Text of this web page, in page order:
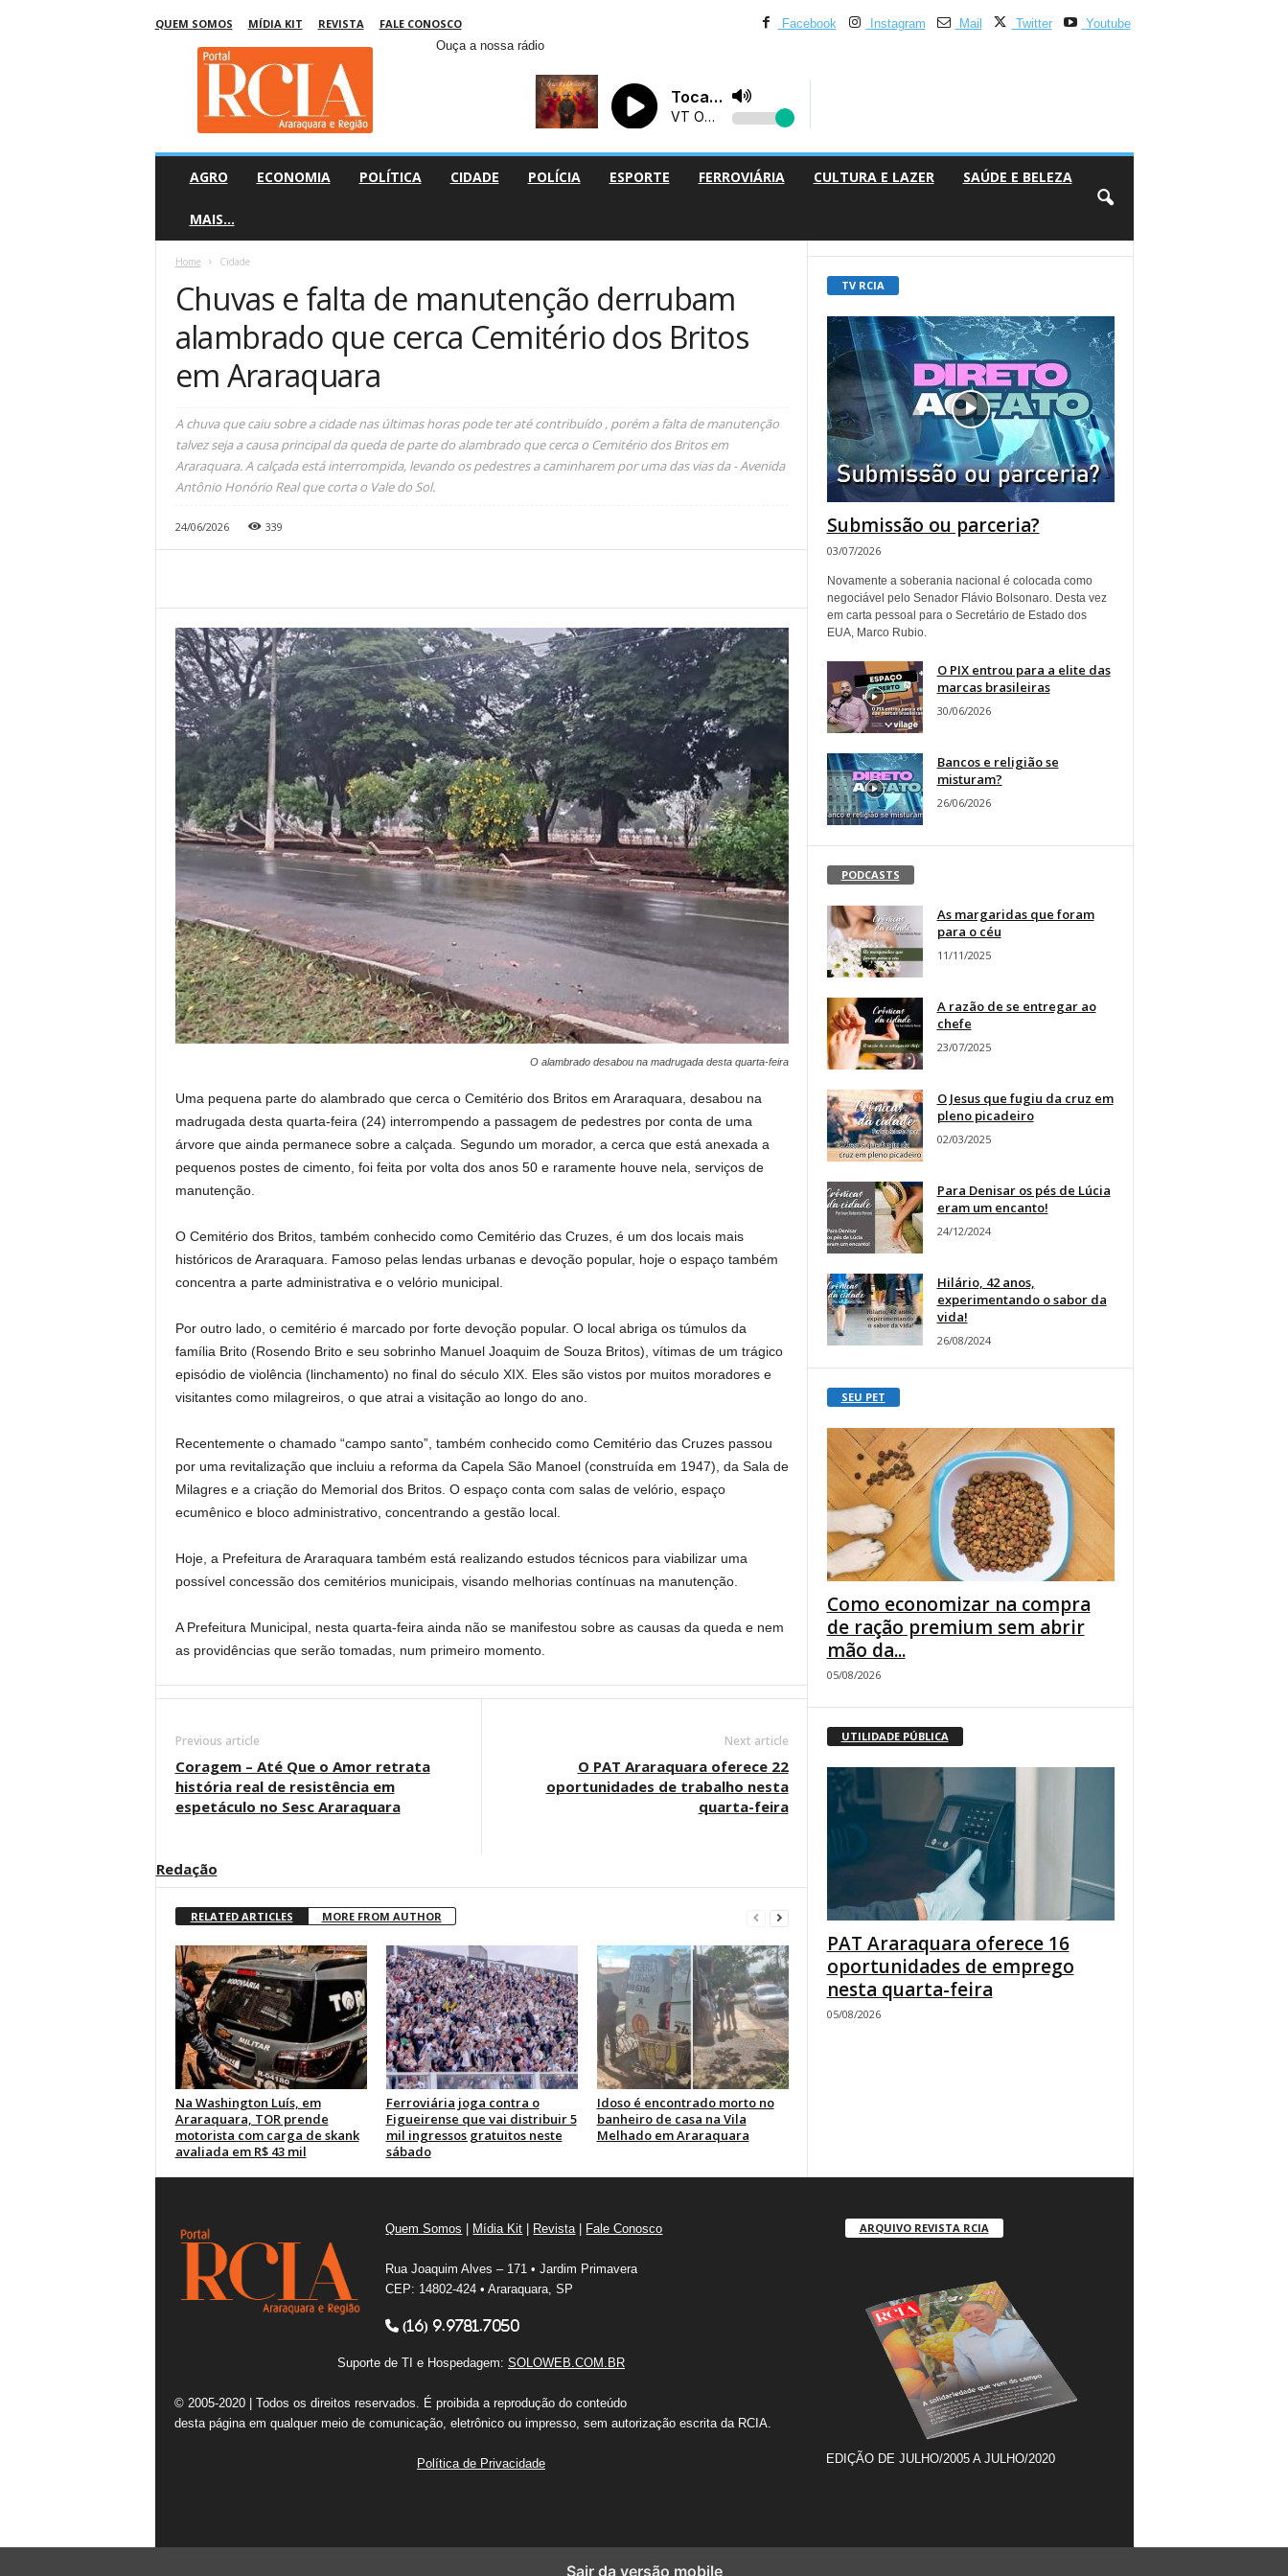
QUEM SOMOS MÍDIA KIT REVISTA FALE CONOSCO Facebook Instagram Mail Twitter
Youtube
Ouça a nossa rádio
AGRO ECONOMIA POLÍTICA CIDADE POLÍCIA ESPORTE FERROVIÁRIA CULTURA E LAZER SAÚDE E BELEZA
MAIS…
Home Cidade
Chuvas e falta de manutenção derrubam
alambrado que cerca Cemitério dos Britos
em Araraquara
A chuva que caiu sobre a cidade nas últimas horas pode ter até contribuído , porém a falta de manutenção
talvez seja a causa principal da queda de parte do alambrado que cerca o Cemitério dos Britos em
Araraquara. A calçada está interrompida, levando os pedestres a caminharem por uma das vias da - Avenida
Antônio Honório Real que corta o Vale do Sol.
24/06/2026 339
O alambrado desabou na madrugada desta quarta-feira
Uma pequena parte do alambrado que cerca o Cemitério dos Britos em Araraquara, desabou na
madrugada desta quarta-feira (24) interrompendo a passagem de pedestres por conta de uma
árvore que ainda permanece sobre a calçada. Segundo um morador, a cerca que está anexada a
pequenos postes de cimento, foi feita por volta dos anos 50 e raramente houve nela, serviços de
manutenção.
O Cemitério dos Britos, também conhecido como Cemitério das Cruzes, é um dos locais mais
históricos de Araraquara. Famoso pelas lendas urbanas e devoção popular, hoje o espaço também
concentra a parte administrativa e o velório municipal.
Por outro lado, o cemitério é marcado por forte devoção popular. O local abriga os túmulos da
família Brito (Rosendo Brito e seu sobrinho Manuel Joaquim de Souza Britos), vítimas de um trágico
episódio de violência (linchamento) no final do século XIX. Eles são vistos por muitos moradores e
visitantes como milagreiros, o que atrai a visitação ao longo do ano.
Recentemente o chamado “campo santo”, também conhecido como Cemitério das Cruzes passou
por uma revitalização que incluiu a reforma da Capela São Manoel (construída em 1947), da Sala de
Milagres e a criação do Memorial dos Britos. O espaço conta com salas de velório, espaço
ecumênico e bloco administrativo, concentrando a gestão local.
Hoje, a Prefeitura de Araraquara também está realizando estudos técnicos para viabilizar uma
possível concessão dos cemitérios municipais, visando melhorias contínuas na manutenção.
A Prefeitura Municipal, nesta quarta-feira ainda não se manifestou sobre as causas da queda e nem
as providências que serão tomadas, num primeiro momento.
Previous article
Coragem – Até Que o Amor retrata
história real de resistência em
espetáculo no Sesc Araraquara
Next article
O PAT Araraquara oferece 22
oportunidades de trabalho nesta
quarta-feira
Redação
RELATED ARTICLES MORE FROM AUTHOR
Na Washington Luís, em
Araraquara, TOR prende
motorista com carga de skank
avaliada em R$ 43 mil
Ferroviária joga contra o
Figueirense que vai distribuir 5
mil ingressos gratuitos neste
sábado
Idoso é encontrado morto no
banheiro de casa na Vila
Melhado em Araraquara
TV RCIA
Submissão ou parceria?
03/07/2026
Novamente a soberania nacional é colocada como
negociável pelo Senador Flávio Bolsonaro. Desta vez
em carta pessoal para o Secretário de Estado dos
EUA, Marco Rubio.
O PIX entrou para a elite das
marcas brasileiras
30/06/2026
Bancos e religião se
misturam?
26/06/2026
PODCASTS
As margaridas que foram
para o céu
11/11/2025
A razão de se entregar ao
chefe
23/07/2025
O Jesus que fugiu da cruz em
pleno picadeiro
02/03/2025
Para Denisar os pés de Lúcia
eram um encanto!
24/12/2024
Hilário, 42 anos,
experimentando o sabor da
vida!
26/08/2024
SEU PET
Como economizar na compra
de ração premium sem abrir
mão da...
05/08/2026
UTILIDADE PÚBLICA
PAT Araraquara oferece 16
oportunidades de emprego
nesta quarta-feira
05/08/2026
Quem Somos Mídia Kit Revista| Fale Conosco
Rua Joaquim Alves – 171 • Jardim Primavera
CEP: 14802-424 • Araraquara, SP
(16) 9.9781.7050
Suporte de TI e Hospedagem: SOLOWEB.COM.BR
© 2005-2020 | Todos os direitos reservados. É proibida a reprodução do conteúdo
desta página em qualquer meio de comunicação, eletrônico ou impresso, sem autorização escrita da RCIA.
Política de Privacidade
ARQUIVO REVISTA RCIA
EDIÇÃO DE JULHO/2005 A JULHO/2020
Sair da versão mobile